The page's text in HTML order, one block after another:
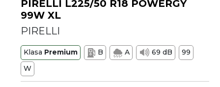
PIRELLI L225/50 R18 POWERGY
99W XL
PIRELLI
Klasa Premium B A 69 dB
99
W